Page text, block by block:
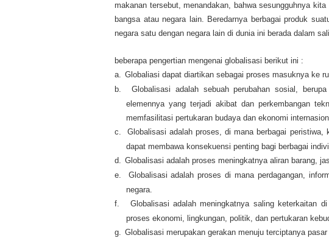
makanan tersebut, menandakan, bahwa sesungguhnya
bangsa atau negara lain. Beredarnya berbagai produk
negara satu dengan negara lain di dunia ini berada dalam
beberapa pengertian mengenai globalisasi berikut ini :
a. Globaliasi dapat diartikan sebagai proses masuknya ke
b.
Globalisasi adalah sebuah perubahan sosial,
elemennya yang terjadi akibat dan perkembangan
memfasilitasi pertukaran budaya dan ekonomi
c.
Globalisasi adalah proses, di mana berbagai
dapat membawa konsekuensi penting bagi berbagai
d. Globalisasi adalah proses meningkatnya aliran barang,
e.
Globalisasi adalah proses di mana perdagangan,
negara.
f.
Globalisasi adalah meningkatnya saling keterkaitan
proses ekonomi, lingkungan, politik, dan pertukaran
g. Globalisasi merupakan gerakan menuju terciptanya